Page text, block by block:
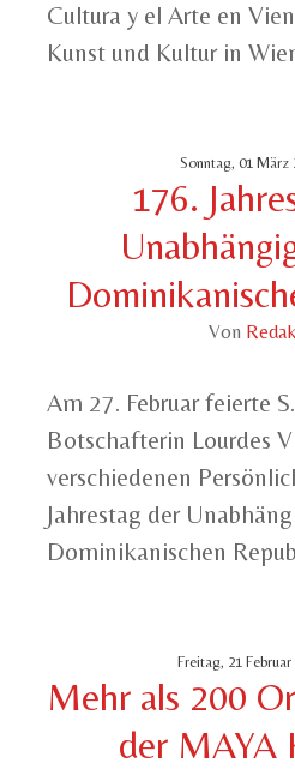
Cultura y el Arte en
Kunst und Kultur in
Sonntag, 01 März
176.
Von
Am 27. Februar feierte
Botschafterin Lourdes
verschiedenen
Jahrestag der
Dominikanischen
Freitag, 21 Februar
Mehr als 200
der MAYA